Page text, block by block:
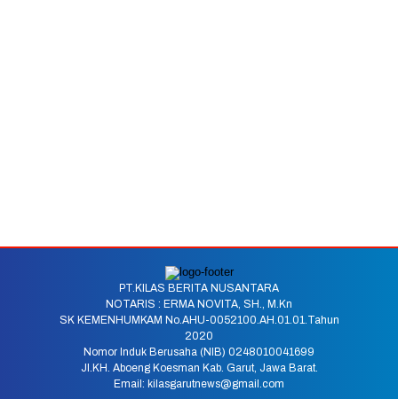
PT.KILAS BERITA NUSANTARA
NOTARIS : ERMA NOVITA, SH., M.Kn
SK KEMENHUMKAM No.AHU-0052100.AH.01.01.Tahun
2020
Nomor Induk Berusaha (NIB) 0248010041699
Jl.KH. Aboeng Koesman Kab. Garut, Jawa Barat.
Email: kilasgarutnews@gmail.com